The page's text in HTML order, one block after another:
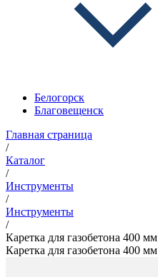
Белогорск
Благовещенск
Главная страница
/
Каталог
/
Инструменты
/
Инструменты
/
Каретка для газобетона 400 мм
Каретка для газобетона 400 мм